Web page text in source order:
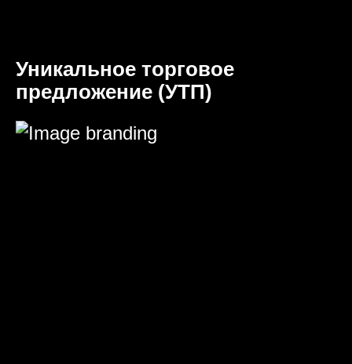
Уникальное торговое
предложение (УТП)